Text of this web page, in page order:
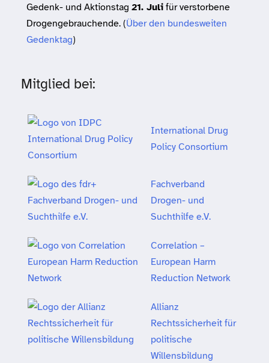
Gedenk- und Aktionstag 21. Julifür verstorbene
Drogengebrauchende. (Über den bundesweiten
Gedenktag)
Mitglied bei:
International Drug
Policy Consortium
Fachverband
Drogen- und
Suchthilfe e.V.
Correlation –
European Harm
Reduction Network
Allianz
Rechtssicherheit für
politische
Willensbildung